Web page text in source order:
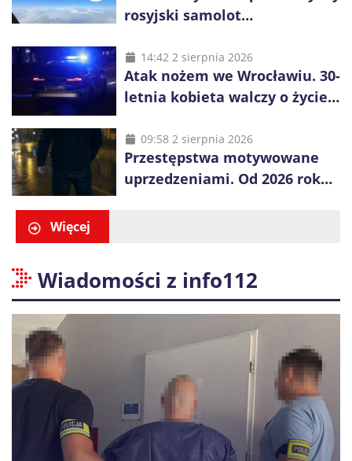
rosyjski samolot
14:42 2 sierpnia 2026
Atak nożem we Wrocławiu. 30-
letnia kobieta walczy o życie,
obywatela Ukrainy
09:58 2 sierpnia 2026
Przestępstwa motywowane
uprzedzeniami. Od 2026 roku
Więcej
Wiadomości z info112